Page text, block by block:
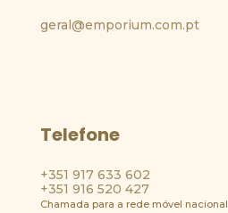
Telefone
+351 917 633 602
+351 916 520 427
Chamada para a rede móvel nacional
geral@emporium.com.pt